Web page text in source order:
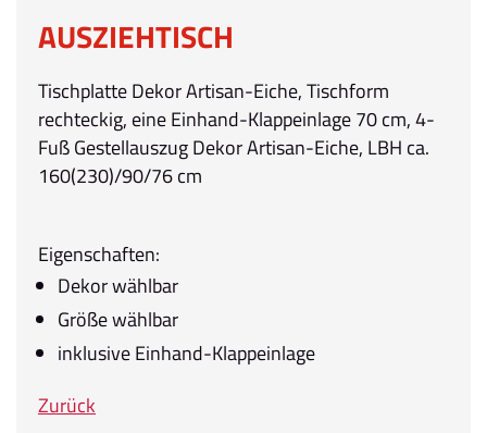
AUSZIEHTISCH
Tischplatte Dekor Artisan-Eiche, Tischform
rechteckig, eine Einhand-Klappeinlage 70 cm, 4-
Fuß Gestellauszug Dekor Artisan-Eiche, LBH ca.
160(230)/90/76 cm
Eigenschaften:
Dekor wählbar
Größe wählbar
inklusive Einhand-Klappeinlage
Zurück